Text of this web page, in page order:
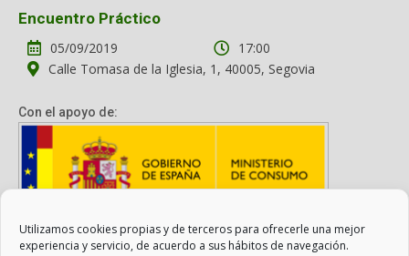
Utilizamos cookies propias y de terceros para ofrecerle una mejor
experiencia y servicio, de acuerdo a sus hábitos de navegación.
Encuentro Práctico
05/09/2019
17:00
Calle Tomasa de la Iglesia, 1, 40005, Segovia
Con el apoyo de:
Con el apoyo del Ministerio de Consumo. Su contenido es
responsabilidad exclusiva de la asociación.